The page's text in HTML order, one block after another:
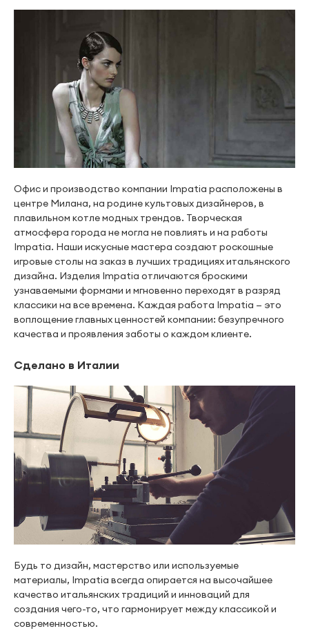
Офис и производство компании Impatia расположены в
центре Милана, на родине культовых дизайнеров, в
плавильном котле модных трендов. Творческая
атмосфера города не могла не повлиять и на работы
Impatia. Наши искусные мастера создают роскошные
игровые столы на заказ в лучших традициях итальянского
дизайна. Изделия Impatia отличаются броскими
узнаваемыми формами и мгновенно переходят в разряд
классики на все времена. Каждая работа Impatia — это
воплощение главных ценностей компании: безупречного
качества и проявления заботы о каждом клиенте.
Сделано в Италии
Будь то дизайн, мастерство или используемые
материалы, Impatia всегда опирается на высочайшее
качество итальянских традиций и инноваций для
создания чего-то, что гармонирует между классикой и
современностью.